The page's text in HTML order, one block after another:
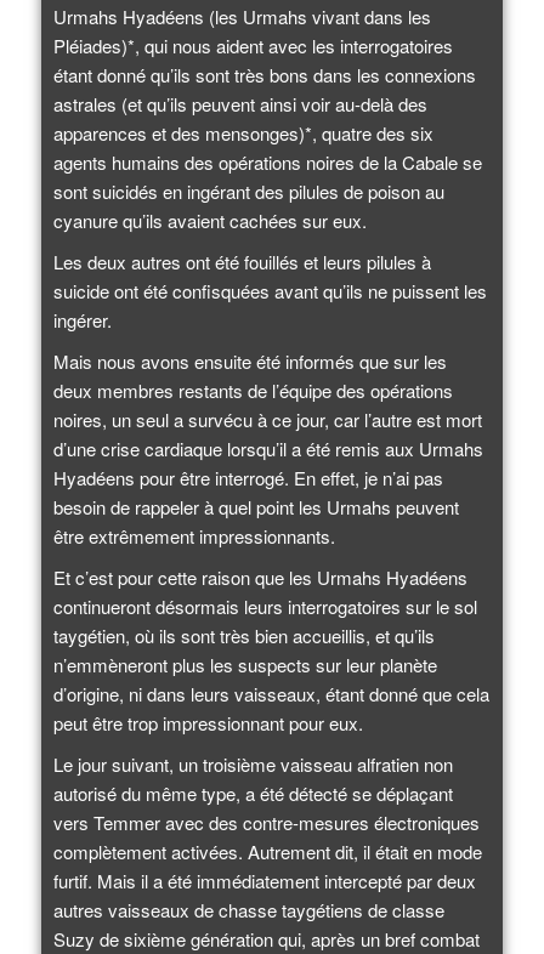
Urmahs Hyadéens (les Urmahs vivant dans les
Pléiades)*, qui nous aident avec les interrogatoires
étant donné qu’ils sont très bons dans les connexions
astrales (et qu’ils peuvent ainsi voir au-delà des
apparences et des mensonges)*, quatre des six
agents humains des opérations noires de la Cabale se
sont suicidés en ingérant des pilules de poison au
cyanure qu’ils avaient cachées sur eux.
Les deux autres ont été fouillés et leurs pilules à
suicide ont été confisquées avant qu’ils ne puissent les
ingérer.
Mais nous avons ensuite été informés que sur les
deux membres restants de l’équipe des opérations
noires, un seul a survécu à ce jour, car l’autre est mort
d’une crise cardiaque lorsqu’il a été remis aux Urmahs
Hyadéens pour être interrogé. En effet, je n’ai pas
besoin de rappeler à quel point les Urmahs peuvent
être extrêmement impressionnants.
Et c’est pour cette raison que les Urmahs Hyadéens
continueront désormais leurs interrogatoires sur le sol
taygétien, où ils sont très bien accueillis, et qu’ils
n’emmèneront plus les suspects sur leur planète
d’origine, ni dans leurs vaisseaux, étant donné que cela
peut être trop impressionnant pour eux.
Le jour suivant, un troisième vaisseau alfratien non
autorisé du même type, a été détecté se déplaçant
vers Temmer avec des contre-mesures électroniques
complètement activées. Autrement dit, il était en mode
furtif. Mais il a été immédiatement intercepté par deux
autres vaisseaux de chasse taygétiens de classe
Suzy de sixième génération qui, après un bref combat